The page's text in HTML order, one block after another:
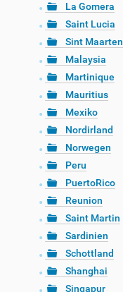
La Gomera
Saint Lucia
Sint Maarten
Malaysia
Martinique
Mauritius
Mexiko
Nordirland
Norwegen
Peru
PuertoRico
Reunion
Saint Martin
Sardinien
Schottland
Shanghai
Singapur